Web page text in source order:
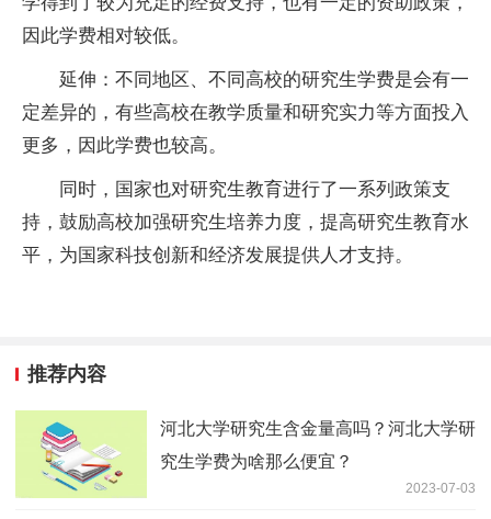
因此学费相对较低。
延伸：不同地区、不同高校的研究生学费是会有一
定差异的，有些高校在教学质量和研究实力等方面投入
更多，因此学费也较高。
同时， 国家也对研究生教育进行了一系列政策支
持，鼓励高校加强研究生培养力度，提高研究生教育水
平 ，为国家科技创新和经济发展提供人才支持。